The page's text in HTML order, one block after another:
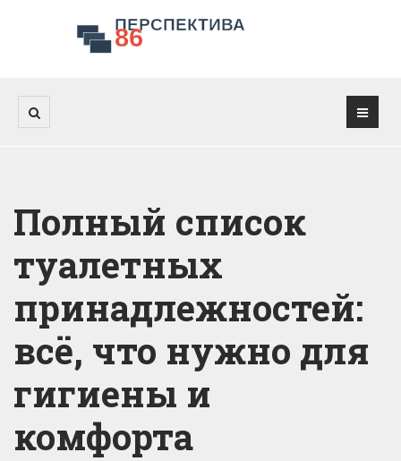
Полный список
туалетных
принадлежностей:
всё, что нужно для
гигиены и
комфорта